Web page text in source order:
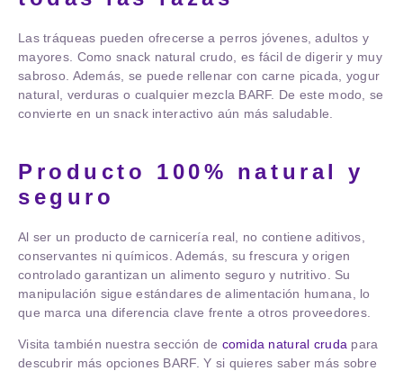
Las tráqueas pueden ofrecerse a perros jóvenes, adultos y
mayores. Como snack natural crudo, es fácil de digerir y muy
sabroso. Además, se puede rellenar con carne picada, yogur
natural, verduras o cualquier mezcla BARF. De este modo, se
convierte en un snack interactivo aún más saludable.
Producto 100% natural y
seguro
Al ser un producto de carnicería real, no contiene aditivos,
conservantes ni químicos. Además, su frescura y origen
controlado garantizan un alimento seguro y nutritivo. Su
manipulación sigue estándares de alimentación humana, lo
que marca una diferencia clave frente a otros proveedores.
Visita también nuestra sección de comida natural cruda para
descubrir más opciones BARF. Y si quieres saber más sobre